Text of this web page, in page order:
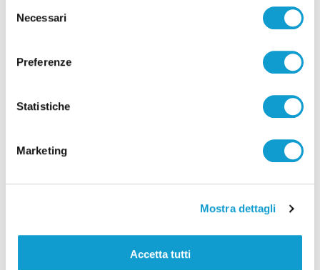
delNecessari
Preferenze
Statistiche
Marketing
Mostra dettagli
Accetta tutti
Correlati